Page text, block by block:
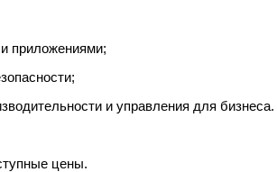
приложениями;
и управления для бизнеса.
цены.